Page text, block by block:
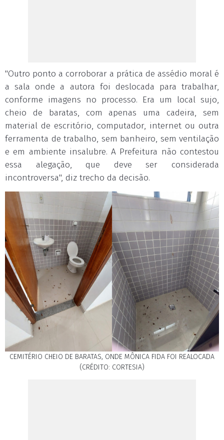
"Outro ponto a corroborar a prática de assédio moral é
a sala onde a autora foi deslocada para trabalhar,
conforme imagens no processo. Era um local sujo,
cheio de baratas, com apenas uma cadeira, sem
material de escritório, computador, internet ou outra
ferramenta de trabalho, sem banheiro, sem ventilação
e em ambiente insalubre. A Prefeitura não contestou
essa alegação, que deve ser considerada
incontroversa", diz trecho da decisão.
CEMITÉRIO CHEIO DE BARATAS, ONDE MÔNICA FIDA FOI REALOCADA
(CRÉDITO: CORTESIA)